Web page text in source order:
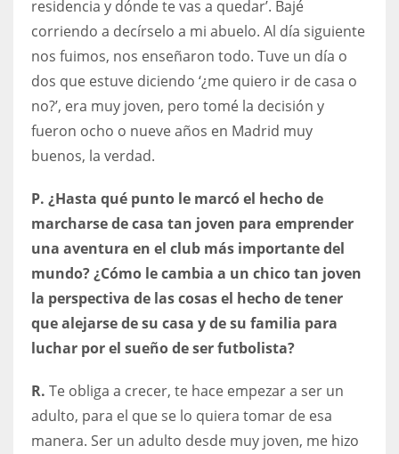
residencia y dónde te vas a quedar’. Bajé
corriendo a decírselo a mi abuelo. Al día siguiente
nos fuimos, nos enseñaron todo. Tuve un día o
dos que estuve diciendo ‘¿me quiero ir de casa o
no?’, era muy joven, pero tomé la decisión y
fueron ocho o nueve años en Madrid muy
buenos, la verdad.
P. ¿Hasta qué punto le marcó el hecho de
marcharse de casa tan joven para emprender
una aventura en el club más importante del
mundo? ¿Cómo le cambia a un chico tan joven
la perspectiva de las cosas el hecho de tener
que alejarse de su casa y de su familia para
luchar por el sueño de ser futbolista?
R. Te obliga a crecer, te hace empezar a ser un
adulto, para el que se lo quiera tomar de esa
manera. Ser un adulto desde muy joven, me hizo